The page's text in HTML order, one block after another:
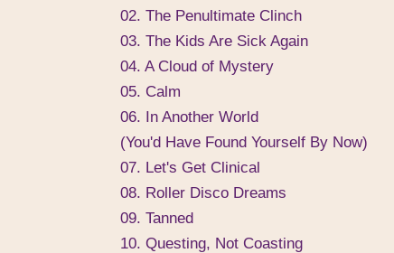
02. The Penultimate Clinch
03. The Kids Are Sick Again
04. A Cloud of Mystery
05. Calm
06. In Another World
(You'd Have Found Yourself By Now)
07. Let's Get Clinical
08. Roller Disco Dreams
09. Tanned
10. Questing, Not Coasting